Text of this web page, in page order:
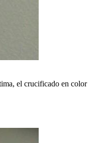
el crucificado en color